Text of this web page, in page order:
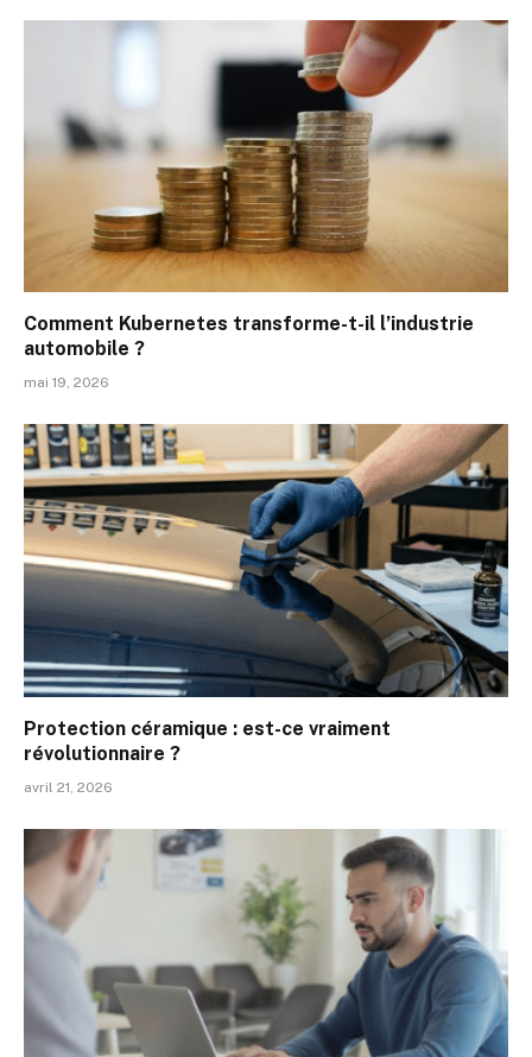
Comment Kubernetes transforme-t-il l’industrie
automobile ?
mai 19, 2026
Protection céramique : est-ce vraiment
révolutionnaire ?
avril 21, 2026